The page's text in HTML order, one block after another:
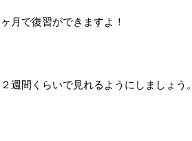
月で復習ができますよ！
週間くらいで見れるようにしましょう。